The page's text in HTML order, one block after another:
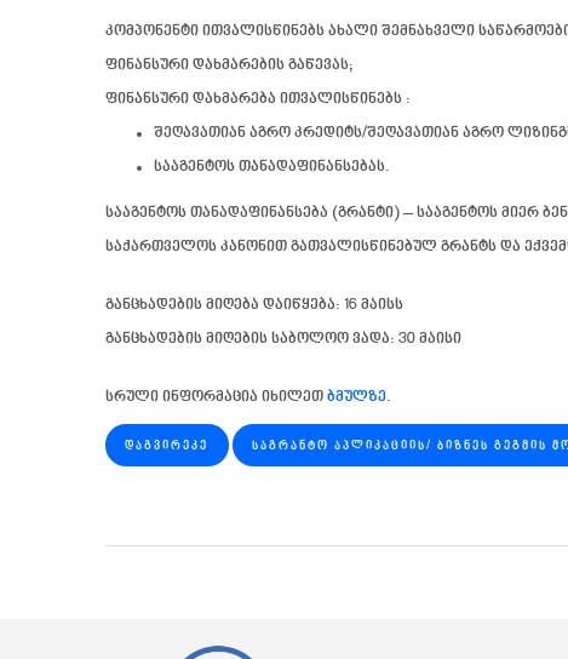
კომპონენტი ითვალისწინებს ახალი შემნახველი
ფინანსური დახმარების გაწევას;
ფინანსური დახმარება ითვალისწინებს :
შეღავათიან აგრო კრედიტს/შეღავათიან აგრო
სააგენტოს თანადაფინანსებას.
სააგენტოს თანადაფინანსება (გრანტი) – სააგენტოს მიერ
საქართველოს კანონით გათვალისწინებულ გრანტს და
განცხადების მიღება დაიწყება: 16 მაისს
განცხადების მიღების საბოლოო ვადა: 30 მაისი
სრული ინფორმაცია იხილეთ ბმულზე.
ᲓᲐᲒᲕᲘᲠᲔᲙᲔ ᲡᲐᲒᲠᲐᲜᲢᲝ ᲐᲞᲚᲘᲙᲐᲪᲘᲘᲡ/ ᲑᲘᲖᲜᲔᲡ ᲒᲔᲒᲛᲘᲡ